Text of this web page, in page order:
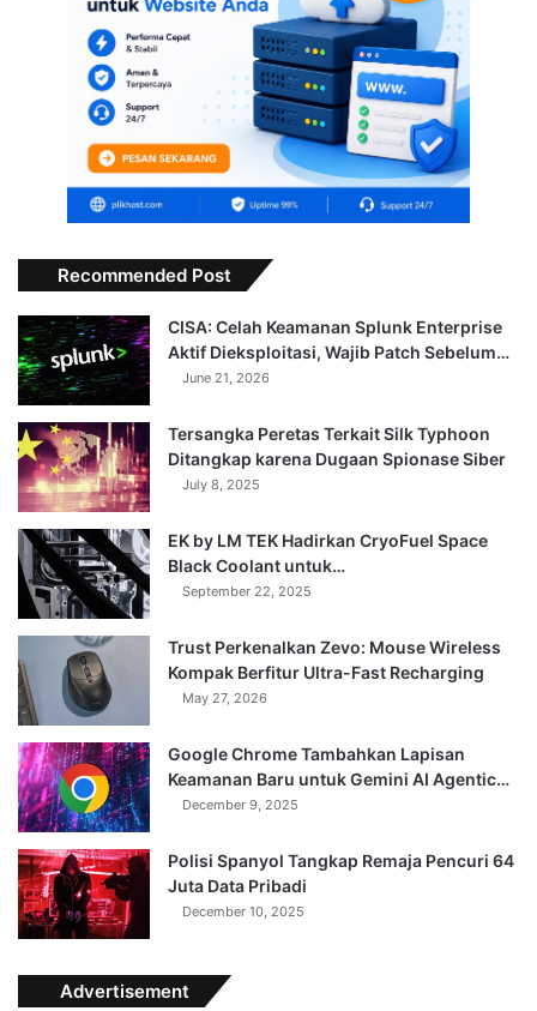
Recommended Post
CISA: Celah Keamanan Splunk Enterprise
Aktif Dieksploitasi, Wajib Patch Sebelum…
June 21, 2026
Tersangka Peretas Terkait Silk Typhoon
Ditangkap karena Dugaan Spionase Siber
July 8, 2025
EK by LM TEK Hadirkan CryoFuel Space
Black Coolant untuk…
September 22, 2025
Trust Perkenalkan Zevo: Mouse Wireless
Kompak Berfitur Ultra-Fast Recharging
May 27, 2026
Google Chrome Tambahkan Lapisan
Keamanan Baru untuk Gemini AI Agentic…
December 9, 2025
Polisi Spanyol Tangkap Remaja Pencuri 64
Juta Data Pribadi
December 10, 2025
Advertisement